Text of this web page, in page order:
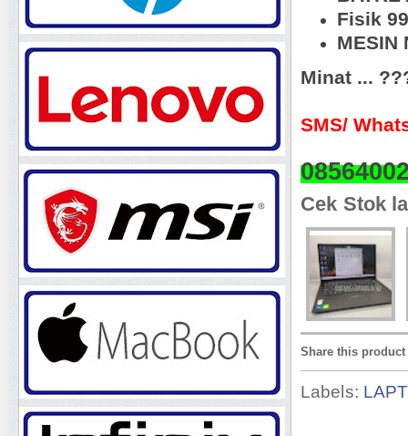
Fisik
MESIN
Minat ...
SMS/
Cek Stok
Share this product
Labels: